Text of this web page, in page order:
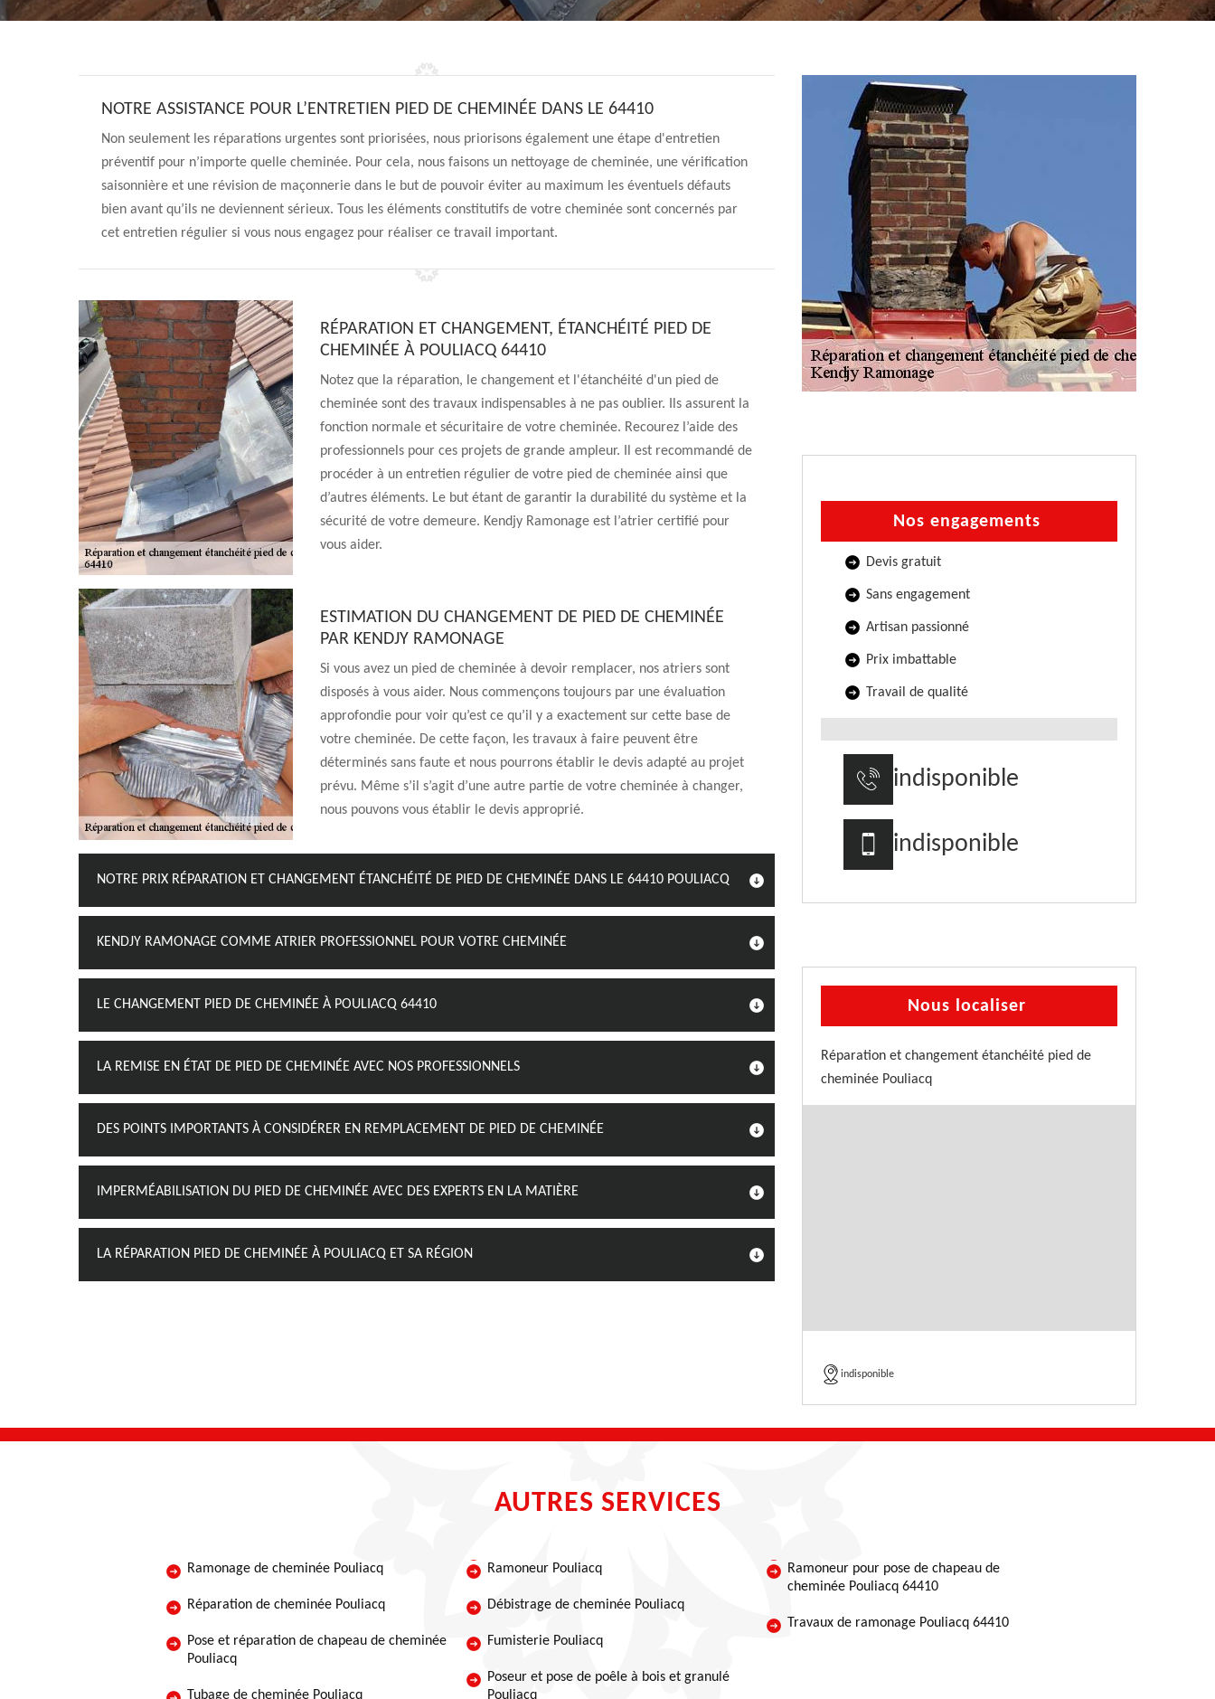
NOTRE ASSISTANCE POUR L’ENTRETIEN PIED DE CHEMINÉE DANS LE 64410
Non seulement les réparations urgentes sont priorisées, nous priorisons également une étape d'entretien
préventif pour n’importe quelle cheminée. Pour cela, nous faisons un nettoyage de cheminée, une vérification
saisonnière et une révision de maçonnerie dans le but de pouvoir éviter au maximum les éventuels défauts
bien avant qu’ils ne deviennent sérieux. Tous les éléments constitutifs de votre cheminée sont concernés par
cet entretien régulier si vous nous engagez pour réaliser ce travail important.
RÉPARATION ET CHANGEMENT, ÉTANCHÉITÉ PIED DE
CHEMINÉE À POULIACQ 64410
Notez que la réparation, le changement et l'étanchéité d'un pied de
cheminée sont des travaux indispensables à ne pas oublier. Ils assurent la
fonction normale et sécuritaire de votre cheminée. Recourez l’aide des
professionnels pour ces projets de grande ampleur. Il est recommandé de
procéder à un entretien régulier de votre pied de cheminée ainsi que
d’autres éléments. Le but étant de garantir la durabilité du système et la
sécurité de votre demeure. Kendjy Ramonage est l’atrier certifié pour
vous aider.
ESTIMATION DU CHANGEMENT DE PIED DE CHEMINÉE
PAR KENDJY RAMONAGE
Si vous avez un pied de cheminée à devoir remplacer, nos atriers sont
disposés à vous aider. Nous commençons toujours par une évaluation
approfondie pour voir qu’est ce qu’il y a exactement sur cette base de
votre cheminée. De cette façon, les travaux à faire peuvent être
déterminés sans faute et nous pourrons établir le devis adapté au projet
prévu. Même s’il s’agit d’une autre partie de votre cheminée à changer,
nous pouvons vous établir le devis approprié.
NOTRE PRIX RÉPARATION ET CHANGEMENT ÉTANCHÉITÉ DE PIED DE CHEMINÉE DANS LE 64410 POULIACQ
KENDJY RAMONAGE COMME ATRIER PROFESSIONNEL POUR VOTRE CHEMINÉE
LE CHANGEMENT PIED DE CHEMINÉE À POULIACQ 64410
LA REMISE EN ÉTAT DE PIED DE CHEMINÉE AVEC NOS PROFESSIONNELS
DES POINTS IMPORTANTS À CONSIDÉRER EN REMPLACEMENT DE PIED DE CHEMINÉE
IMPERMÉABILISATION DU PIED DE CHEMINÉE AVEC DES EXPERTS EN LA MATIÈRE
LA RÉPARATION PIED DE CHEMINÉE À POULIACQ ET SA RÉGION
Nos engagements
Devis gratuit
Sans engagement
Artisan passionné
Prix imbattable
Travail de qualité
indisponible
indisponible
Nous localiser
Réparation et changement étanchéité pied de
cheminée Pouliacq
indisponible
AUTRES SERVICES
Ramonage de cheminée Pouliacq
Réparation de cheminée Pouliacq
Pose et réparation de chapeau de cheminée
Pouliacq
Tubage de cheminée Pouliacq
Ramoneur Pouliacq
Débistrage de cheminée Pouliacq
Fumisterie Pouliacq
Poseur et pose de poêle à bois et granulé
Pouliacq
Ramoneur pour pose de chapeau de
cheminée Pouliacq 64410
Travaux de ramonage Pouliacq 64410